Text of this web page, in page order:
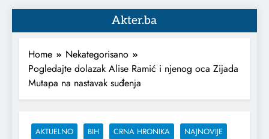
Akter.ba
Home
Nekategorisano
Pogledajte dolazak Alise Ramić i njenog oca Zijada
Mutapa na nastavak suđenja
AKTUELNO BIH CRNA HRONIKA
NAJNOVIJE